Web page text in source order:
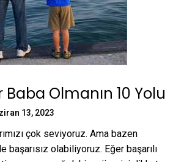
Baba Olmanın 10 Yolu
13, 2023
çok seviyoruz. Ama bazen
başarısız olabiliyoruz. Eğer başarılı